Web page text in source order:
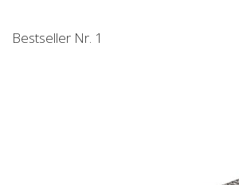
Bestseller Nr. 1